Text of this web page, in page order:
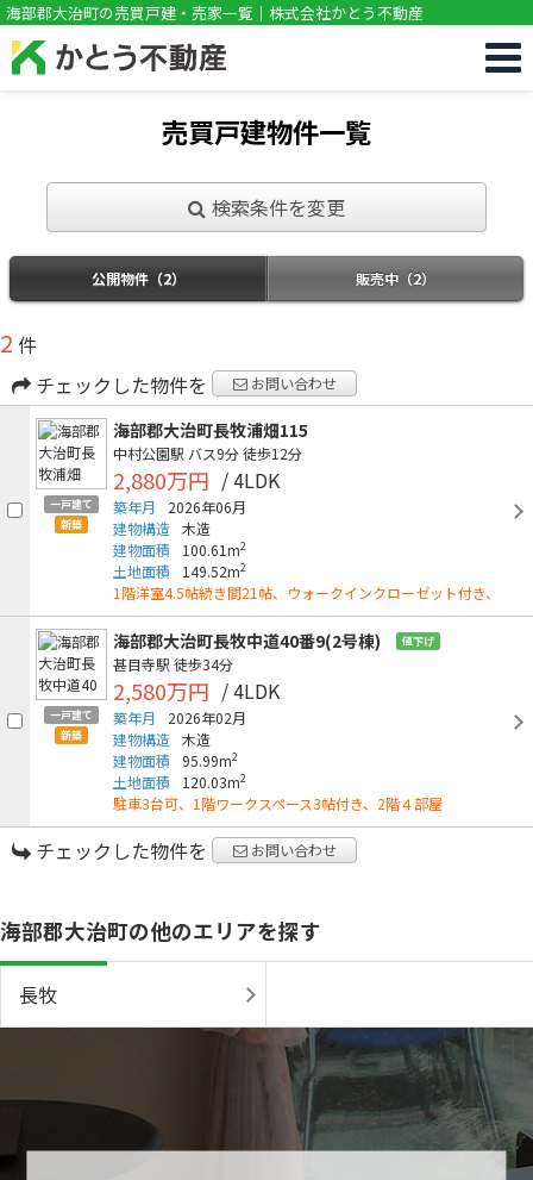
!DOCTYPE html>
海部郡大治町の売買戸建・売家一覧｜株式会社かとう不動産
売買戸建物件一覧
検索条件を変更
公開物件（2） 販売中（2）
2 件
チェックした物件を
お問い合わせ
一戸建て
新築
海部郡大治町長牧浦畑115
中村公園駅 バス9分徒歩12分
2,880万円 / 4LDK
築年月
2026年06月
建物構造 木造
建物面積
100.61m2
土地面積 149.52m2
1階洋室4.5帖続き間21帖、ウォークインクローゼット付き、
一戸建て
新築
海部郡大治町長牧中道40番9(2号棟) 値下げ
甚目寺駅 徒歩34分
2,580万円 / 4LDK
築年月
2026年02月
建物構造 木造
建物面積
95.99m2
土地面積 120.03m2
駐車3台可、1階ワークスペース3帖付き、2階４部屋
チェックした物件を お問い合わせ
海部郡大治町の他のエリアを探す
長牧